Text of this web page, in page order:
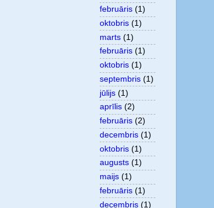
februāris (1)
oktobris (1)
marts (1)
februāris (1)
oktobris (1)
septembris (1)
jūlijs (1)
aprīlis (2)
februāris (2)
decembris (1)
oktobris (1)
augusts (1)
maijs (1)
februāris (1)
decembris (1)